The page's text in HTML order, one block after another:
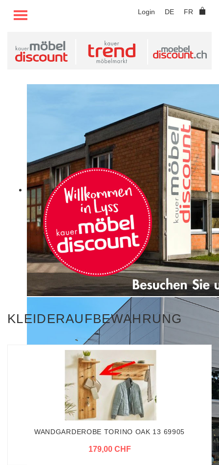
Login DE FR
TOGGLE MENU
KLEIDERAUFBEWAHRUNG
WANDGARDEROBE TORINO OAK 13 69905
179,00 CHF